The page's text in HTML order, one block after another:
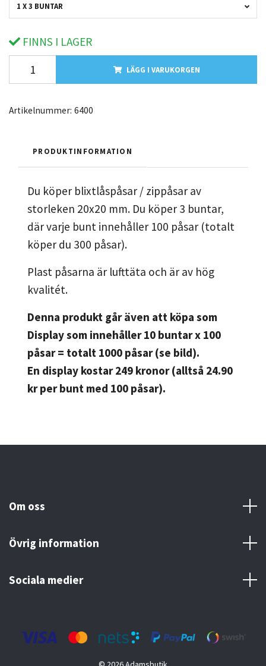
1 X 3 BUNTAR
FINNS I LAGER
LÄGG I VARUKORGEN
Artikelnummer: 6400
PRODUKTINFORMATION
Du köper blixtlåspåsar / zippåsar av
storleken 20x20 mm. Du köper 3 buntar,
där varje bunt innehåller 100 påsar (totalt
köper du 300 påsar).
Plast påsarna är lufttäta och är av hög
kvalitét.
Denna produkt går även att köpa som
Display som innehåller 10 buntar x 100
påsar = totalt 1000 påsar (se bild).
En display kostar 249 kronor (alltså 24.90
kr per bunt med 100 påsar).
Om oss
Övrig information
Sociala medier